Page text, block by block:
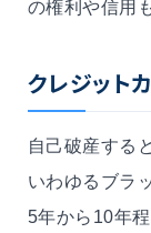
の権利や信用
クレジット
自己破産する
いわゆるブラ
5年から10年